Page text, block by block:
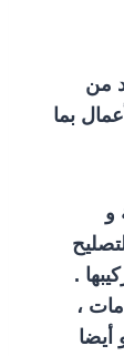
من
بما
و
.
،
أيضا